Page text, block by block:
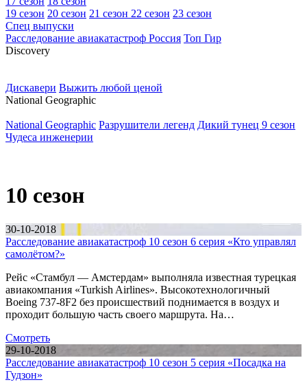
19 сезон 20 сезон 21 сезон 22 сезон 23 сезон
Спец выпуски
Расследование авиакатастроф Россия Топ Гир
Discovery
Дискавери Выжить любой ценой
National Geographic
National Geographic Разрушители легенд Дикий тунец 9 сезон
Чудеса инженерии
10 сезон
30-10-2018
Расследование авиакатастроф 10 сезон 6 серия «Кто управлял
самолётом?»
Рейс «Стамбул — Амстердам» выполняла известная турецкая
авиакомпания «Turkish Airlines». Высокотехнологичный
Boeing 737-8F2 без происшествий поднимается в воздух и
проходит большую часть своего маршрута. На…
Смотреть
29-10-2018
Расследование авиакатастроф 10 сезон 5 серия «Посадка на
Гудзон»